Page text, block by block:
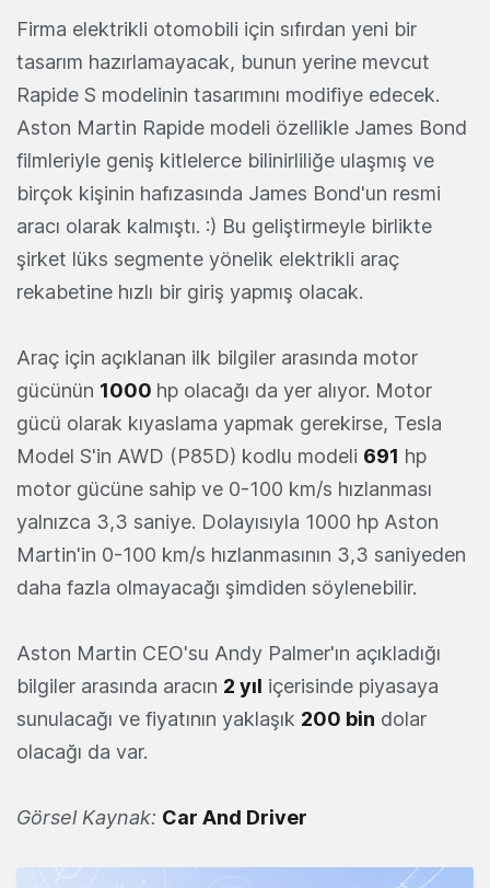
Firma elektrikli otomobili için sıfırdan yeni bir
tasarım hazırlamayacak, bunun yerine mevcut
Rapide S modelinin tasarımını modifiye edecek.
Aston Martin Rapide modeli özellikle James Bond
filmleriyle geniş kitlelerce bilinirliliğe ulaşmış ve
birçok kişinin hafızasında James Bond'un resmi
aracı olarak kalmıştı. :) Bu geliştirmeyle birlikte
şirket lüks segmente yönelik elektrikli araç
rekabetine hızlı bir giriş yapmış olacak.
Araç için açıklanan ilk bilgiler arasında motor
gücünün 1000 hp olacağı da yer alıyor. Motor
gücü olarak kıyaslama yapmak gerekirse, Tesla
Model S'in AWD (P85D) kodlu modeli 691 hp
motor gücüne sahip ve 0-100 km/s hızlanması
yalnızca 3,3 saniye. Dolayısıyla 1000 hp Aston
Martin'in 0-100 km/s hızlanmasının 3,3 saniyeden
daha fazla olmayacağı şimdiden söylenebilir.
Aston Martin CEO'su Andy Palmer'ın açıkladığı
bilgiler arasında aracın 2 yıl içerisinde piyasaya
sunulacağı ve fiyatının yaklaşık 200 bin dolar
olacağı da var.
Görsel Kaynak: Car And Driver